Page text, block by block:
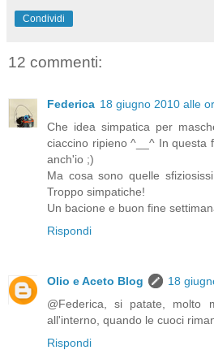
Condividi
12 commenti:
Federica 18 giugno 2010 alle
Che idea simpatica per
ciaccino ripieno ^__^ In questa
anch'io ;)
Ma cosa sono quelle
Troppo simpatiche!
Un bacione e buon fine
Rispondi
Olio e Aceto Blog
18
@Federica, si patate, molto
all'interno, quando le cuoci
Rispondi